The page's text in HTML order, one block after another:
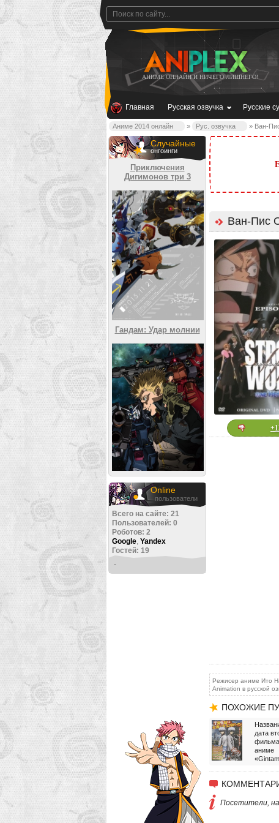
АНИМЕ ОНЛАЙН И НИЧЕГО ЛИШНЕГО!
Главная Русская озвучка Русские
Аниме 2014 онлайн » Рус. озвучка » Ван-
Случайные
онгоинги
Приключения
Дигимонов три 3
Гандам: Удар молнии
Online
пользователи
Всего на сайте: 21
Пользователей: 0
Роботов: 2
Google, Yandex
Гостей: 19
-
Ван-Пис
Режисер аниме Ито
Animation в русской
ПОХОЖИЕ
дата
аниме
Посетители,